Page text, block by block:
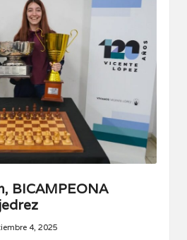
BICAMPEONA
4, 2025